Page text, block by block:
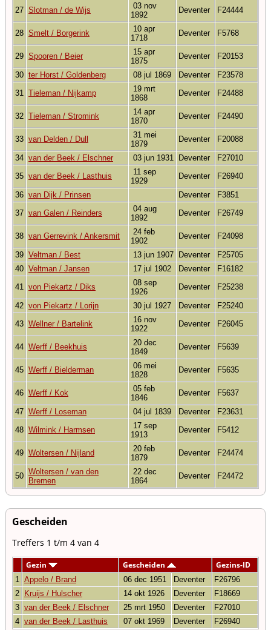
27 Slotman / de Wijs
03 nov
1892
Deventer F24444
28 Smelt / Borgerink
10 apr
1718
Deventer F5768
29 Spooren / Beier
15 apr
1875
Deventer F20153
30 ter Horst / Goldenberg 08 jul 1869 Deventer
F23578
31
Tieleman / Nijkamp
19 mrt
1868
Deventer F24488
32 Tieleman / Stromink
14 apr
1870
Deventer F24490
33 van Delden / Dull
31 mei
1879
Deventer F20088
34 van der Beek / Elschner 03 jun 1931 Deventer
F27010
35 van der Beek / Lasthuis
11 sep
1929
Deventer F26940
36 van Dijk / Prinsen Deventer
F3851
37 van Galen / Reinders
04 aug
1892
Deventer F26749
38 van Gerrevink / Ankersmit
24 feb
1902
Deventer F24098
39 Veltman / Best 13 jun 1907 Deventer
F25705
40 Veltman / Jansen 17 jul 1902 Deventer
F16182
41
von Piekartz / Diks
08 sep
1926
Deventer F25238
42 von Piekartz / Lorijn 30 jul 1927 Deventer
F25240
43 Wellner / Bartelink
16 nov
1922
Deventer F26045
44 Werff / Beekhuis
20 dec
1849
Deventer F5639
45 Werff / Bielderman
06 mei
1828
Deventer F5635
46 Werff / Kok
05 feb
1846
Deventer F5637
47 Werff / Loseman 04 jul 1839 Deventer
F23631
48 Wilmink / Harmsen
17 sep
1913
Deventer F5412
49 Woltersen / Nijland
20 feb
1879
Deventer F24474
50 Woltersen / van den
Bremen
22 dec
1864
Deventer F24472
Gescheiden
Treffers 1 t/m 4 van 4
Gezin Gescheiden Gezins-ID
1 Appelo / Brand 06 dec 1951 Deventer
F26796
2
Kruijs / Hulscher 14 okt 1926 Deventer
F18669
3 van der Beek / Elschner 25 mrt 1950 Deventer
F27010
4 van der Beek / Lasthuis 07 okt 1969 Deventer F26940